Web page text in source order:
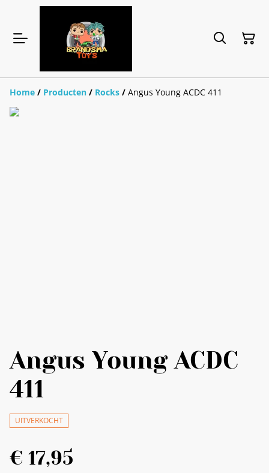
Home / Producten / Rocks / Angus Young ACDC 411
Angus Young ACDC
411
UITVERKOCHT
€ 17,95